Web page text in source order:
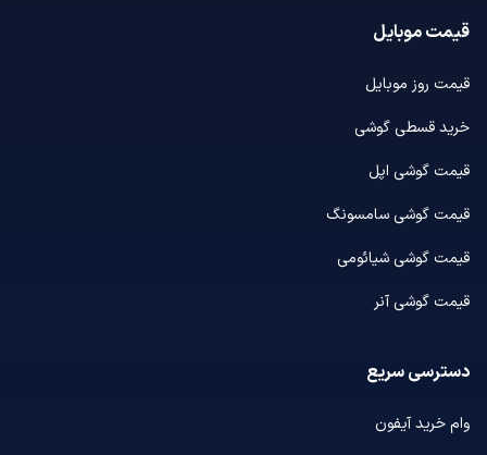
قیمت موبایل
قیمت روز موبایل
خرید قسطی گوشی
قیمت گوشی اپل
قیمت گوشی سامسونگ
قیمت گوشی شیائومی
قیمت گوشی آنر
دسترسی سریع
وام خرید آیفون